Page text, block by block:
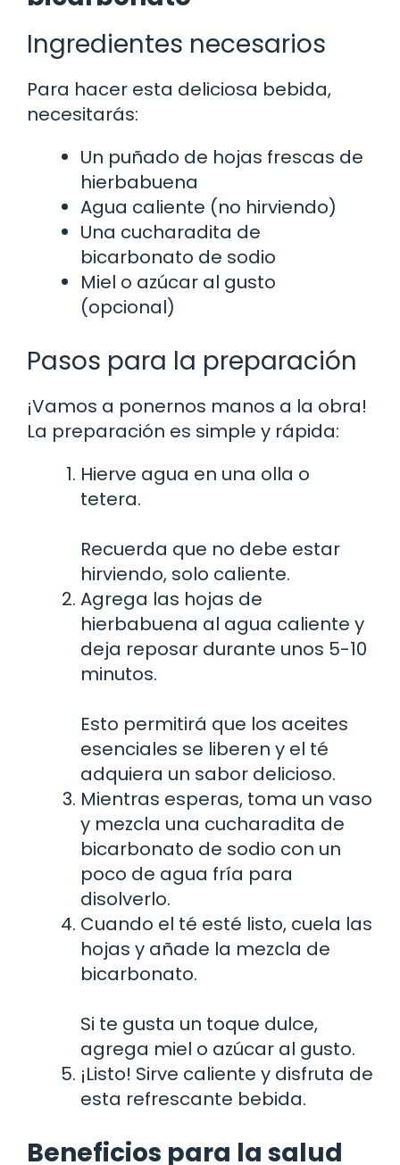
Ingredientes necesarios
Para hacer esta deliciosa bebida,
necesitarás:
Un puñado de hojas frescas de
hierbabuena
Agua caliente (no hirviendo)
Una cucharadita de
bicarbonato de sodio
Miel o azúcar al gusto
(opcional)
Pasos para la preparación
¡Vamos a ponernos manos a la obra!
La preparación es simple y rápida:
Hierve agua en una olla o
tetera.
Recuerda que no debe estar
hirviendo, solo caliente.
Agrega las hojas de
hierbabuena al agua caliente y
deja reposar durante unos 5-10
minutos.
Esto permitirá que los aceites
esenciales se liberen y el té
adquiera un sabor delicioso.
Mientras esperas, toma un vaso
y mezcla una cucharadita de
bicarbonato de sodio con un
poco de agua fría para
disolverlo.
Cuando el té esté listo, cuela las
hojas y añade la mezcla de
bicarbonato.
Si te gusta un toque dulce,
agrega miel o azúcar al gusto.
¡Listo! Sirve caliente y disfruta de
esta refrescante bebida.
Beneficios para la salud